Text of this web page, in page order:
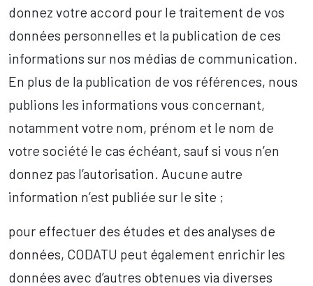
donnez votre accord pour le traitement de vos
données personnelles et la publication de ces
informations sur nos médias de communication.
En plus de la publication de vos références, nous
publions les informations vous concernant,
notamment votre nom, prénom et le nom de
votre société le cas échéant, sauf si vous n’en
donnez pas l’autorisation. Aucune autre
information n’est publiée sur le site ;
pour effectuer des études et des analyses de
données, CODATU peut également enrichir les
données avec d’autres obtenues via diverses